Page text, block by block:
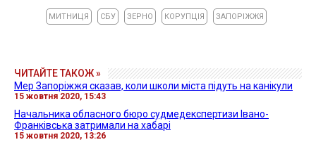
МИТНИЦЯ СБУ ЗЕРНО КОРУПЦІЯ ЗАПОРІЖЖЯ
ЧИТАЙТЕ ТАКОЖ »
Мер Запоріжжя сказав, коли школи міста підуть на канікули
15 жовтня 2020, 15:43
Начальника обласного бюро судмедекспертизи Івано-
Франківська затримали на хабарі
15 жовтня 2020, 13:26